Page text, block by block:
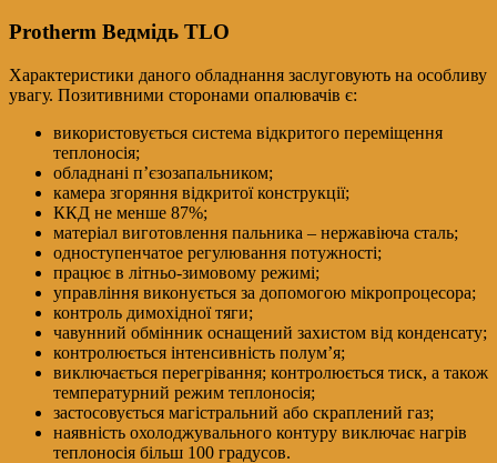
Protherm Ведмідь TLO
Характеристики даного обладнання заслуговують на особливу
увагу. Позитивними сторонами опалювачів є:
використовується система відкритого переміщення
теплоносія;
обладнані п’єзозапальником;
камера згоряння відкритої конструкції;
ККД не менше 87%;
матеріал виготовлення пальника – нержавіюча сталь;
одноступенчатое регулювання потужності;
працює в літньо-зимовому режимі;
управління виконується за допомогою мікропроцесора;
контроль димохідної тяги;
чавунний обмінник оснащений захистом від конденсату;
контролюється інтенсивність полум’я;
виключається перегрівання; контролюється тиск, а також
температурний режим теплоносія;
застосовується магістральний або скраплений газ;
наявність охолоджувального контуру виключає нагрів
теплоносія більш 100 градусов.